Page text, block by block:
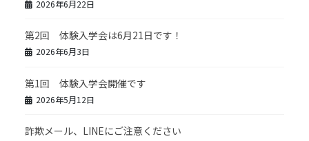
2026年6月22日
第2回 体験入学会は6月21日です！
2026年6月3日
第1回 体験入学会開催です
2026年5月12日
詐欺メール、LINEにご注意ください